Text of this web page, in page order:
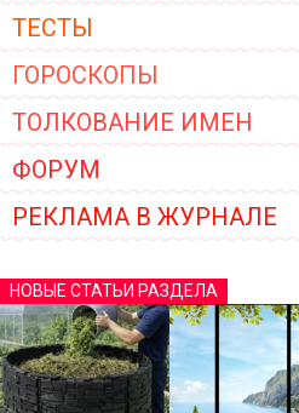
ТЕСТЫ
ГОРОСКОПЫ
ТОЛКОВАНИЕ ИМЕН
ФОРУМ
РЕКЛАМА В ЖУРНАЛЕ
НОВЫЕ СТАТЬИ РАЗДЕЛА